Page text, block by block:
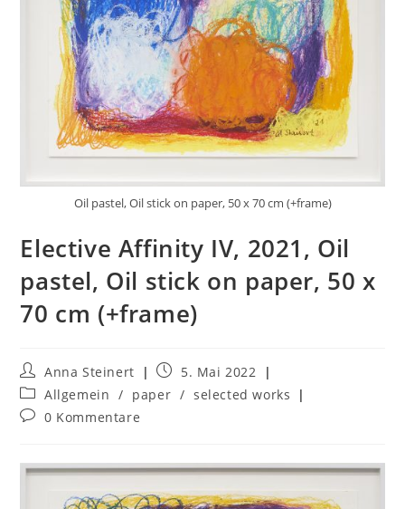
Oil pastel, Oil stick on paper, 50 x 70 cm (+frame)
Elective Affinity IV, 2021, Oil
pastel, Oil stick on paper, 50 x
70 cm (+frame)
Anna Steinert
5. Mai 2022
Allgemein / paper / selected works
0 Kommentare